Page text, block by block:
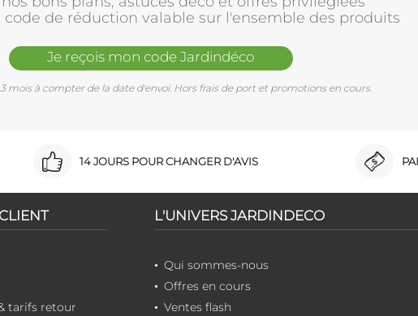
code de réduction valable sur l'ensemble des produits
Je reçois mon code Jardindéco
3 mois à compter de la date d'envoi. Hors frais de port et promotions en cours.
14 JOURS POUR CHANGER D'AVIS
tarifs retour
L'UNIVERS JARDINDECO
Qui sommes-nous
Offres en cours
Ventes flash